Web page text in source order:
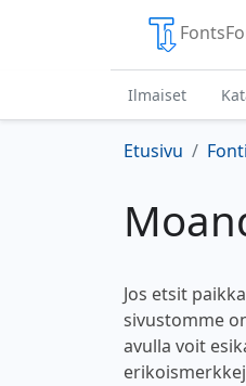
Ilmaiset
Etusivu
Jos etsit
sivustomme
avulla voit